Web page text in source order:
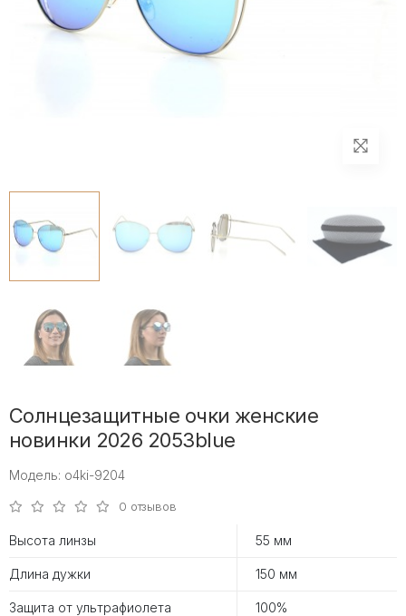
Солнцезащитные очки женские
новинки 2026 2053blue
Модель: o4ki-9204
0 отзывов
Высота линзы 55 мм
Длина дужки 150 мм
Защита от ультрафиолета 100%